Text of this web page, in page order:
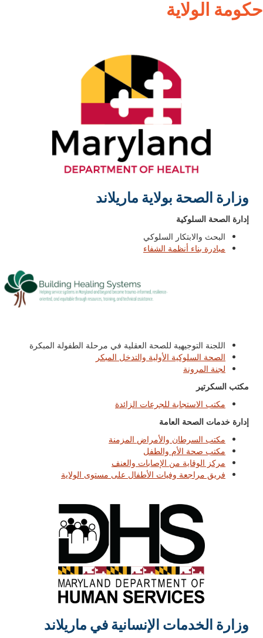
حكومة الولاية
وزارة الصحة بولاية ماريلاند
إدارة الصحة السلوكية
البحث والابتكار السلوكي
مبادرة بناء أنظمة الشفاء
اللجنة التوجيهية للصحة العقلية في مرحلة الطفولة المبكرة
الصحة السلوكية الأولية والتدخل المبكر
لجنة المرونة
مكتب السكرتير
مكتب الاستجابة للجرعات الزائدة
إدارة خدمات الصحة العامة
مكتب السرطان والأمراض المزمنة
مكتب صحة الأم والطفل
مركز الوقاية من الإصابات والعنف
فريق مراجعة وفيات الأطفال على مستوى الولاية
وزارة الخدمات الإنسانية في ماريلاند